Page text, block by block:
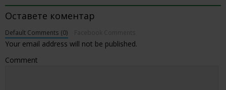
Оставете коментар
Default Comments (0)
Your email address will not be published.
Comment